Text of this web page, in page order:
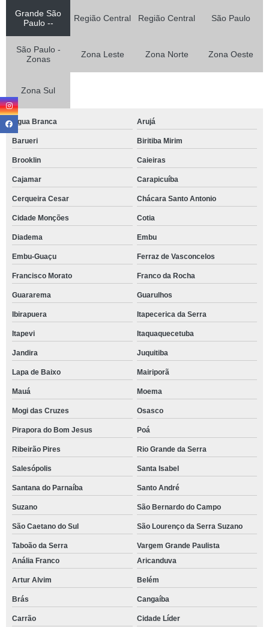
Grande São
Paulo --
Região Central Região Central São Paulo
São Paulo -
Zonas
Zona Leste Zona Norte Zona Oeste
Zona Sul
Agua Branca Arujá
Barueri Biritiba Mirim
Brooklin Caieiras
Cajamar Carapicuíba
Cerqueira Cesar Chácara Santo Antonio
Cidade Monções Cotia
Diadema Embu
Embu-Guaçu Ferraz de Vasconcelos
Francisco Morato Franco da Rocha
Guararema Guarulhos
Ibirapuera Itapecerica da Serra
Itapevi Itaquaquecetuba
Jandira Juquitiba
Lapa de Baixo Mairiporã
Mauá Moema
Mogi das Cruzes Osasco
Pirapora do Bom Jesus Poá
Ribeirão Pires Rio Grande da Serra
Salesópolis Santa Isabel
Santana do Parnaíba Santo André
Suzano São Bernardo do Campo
São Caetano do Sul São Lourenço da Serra Suzano
Taboão da Serra
Vargem Grande Paulista
Anália Franco
Aricanduva
Artur Alvim Belém
Brás Cangaíba
Carrão Cidade Líder